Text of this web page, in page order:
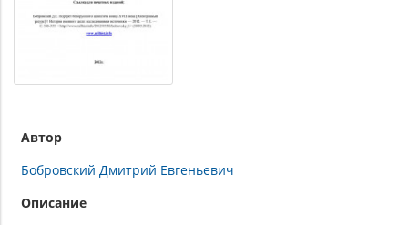
Автор
Бобровский Дмитрий Евгеньевич
Описание